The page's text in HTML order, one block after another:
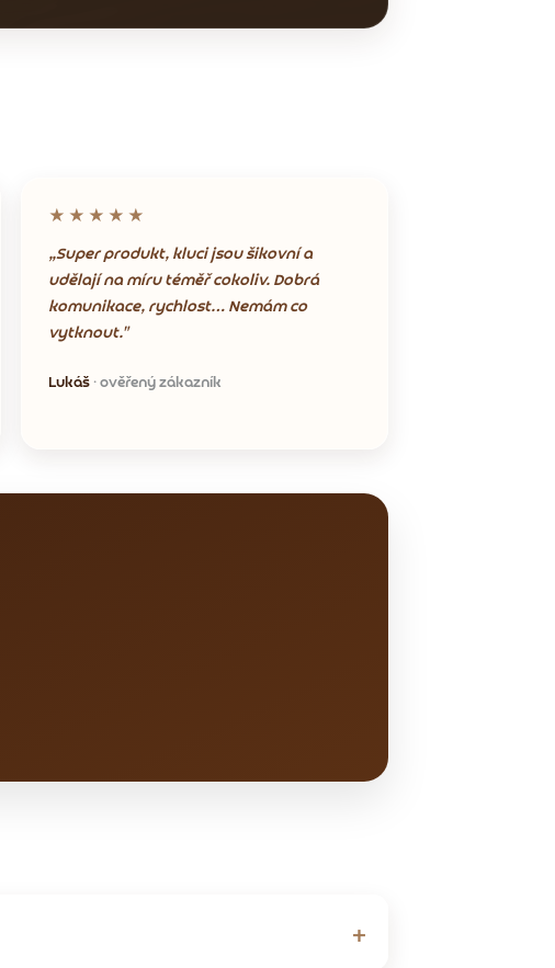
★★★★★
„Super produkt, kluci jsou šikovní a
udělají na míru téměř cokoliv. Dobrá
komunikace, rychlost… Nemám co
vytknout."
Lukáš · ověřený zákazník